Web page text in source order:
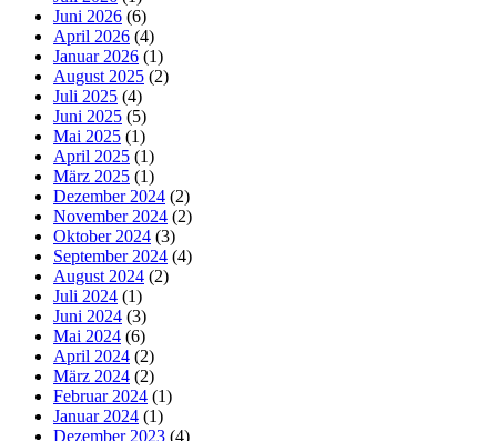
Juni 2026 (6)
April 2026 (4)
Januar 2026 (1)
August 2025 (2)
Juli 2025 (4)
Juni 2025 (5)
Mai 2025 (1)
April 2025 (1)
März 2025 (1)
Dezember 2024 (2)
November 2024 (2)
Oktober 2024 (3)
September 2024 (4)
August 2024 (2)
Juli 2024 (1)
Juni 2024 (3)
Mai 2024 (6)
April 2024 (2)
März 2024 (2)
Februar 2024 (1)
Januar 2024 (1)
Dezember 2023 (4)